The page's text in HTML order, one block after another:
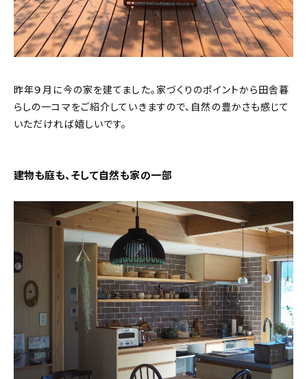
昨年９月に今の家を建てました。家づくりのポイントから田舎暮
らしの一コマをご紹介していきますので、自然の豊かさも感じて
いただければ嬉しいです。
建物も庭も、そして自然も家の一部